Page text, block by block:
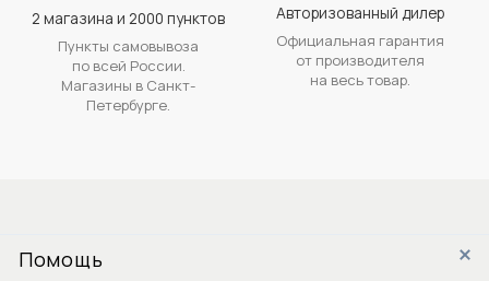
2 магазина и 2000 пунктов
Пункты самовывоза
по всей России.
Магазины в Санкт-
Петербурге.
Авторизованный дилер
Официальная гарантия
от производителя
на весь товар.
Помощь